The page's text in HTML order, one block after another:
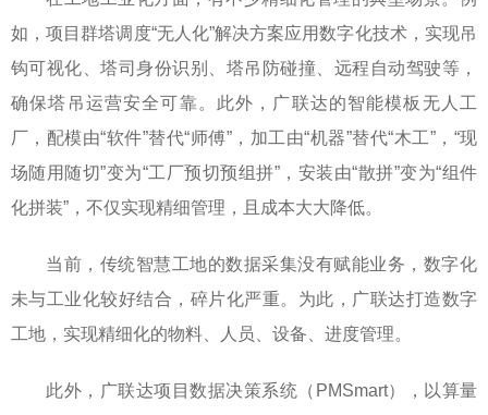
如，项目群塔调度“无人化”解决方案应用数字化技术，实现吊
钩可视化、塔司身份识别、塔吊防碰撞、远程自动驾驶等，
确保塔吊运营安全可靠。此外，广联达的智能模板无人工
厂，配模由“软件”替代“师傅”，加工由“机器”替代“木工”，“现
场随用随切”变为“工厂预切预组拼”，安装由“散拼”变为“组件
化拼装”，不仅实现精细管理，且成本大大降低。
当前，传统智慧工地的数据采集没有赋能业务，数字化
未与工业化较好结合，碎片化严重。为此，广联达打造数字
工地，实现精细化的物料、人员、设备、进度管理。
此外，广联达项目数据决策系统（PMSmart），以算量